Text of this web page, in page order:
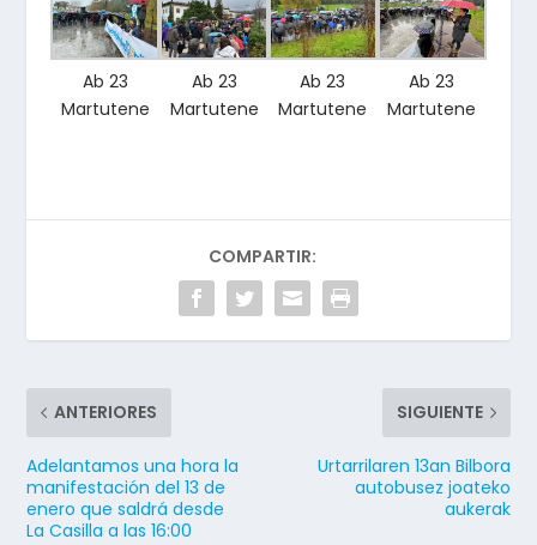
Ab 23
Martutene
Ab 23
Martutene
Ab 23
Martutene
Ab 23
Martutene
COMPARTIR:
ANTERIORES
Adelantamos una hora la
manifestación del 13 de
enero que saldrá desde
La Casilla a las 16:00
SIGUIENTE
Urtarrilaren 13an Bilbora
autobusez joateko
aukerak